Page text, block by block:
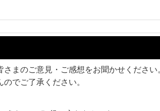
まのご意見・ご感想をお聞かせください
でご了承ください。